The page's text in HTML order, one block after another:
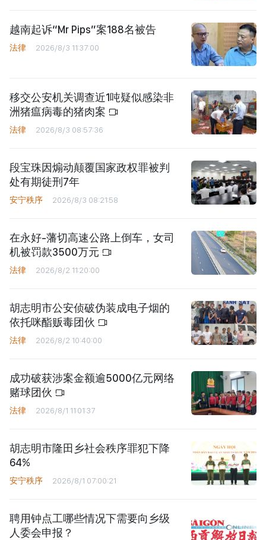
越南起诉“Mr Pips”案188名被告
法律 2026/8/3 11:37:00
移交公安机关调查近1吨疑似感染非
洲猪瘟病毒的猪肉案
法律 2026/8/3 08:57:36
段宝珠因煽动颠覆国家政权罪被判
处有期徒刑7年
安宁秩序 2026/8/3 08:21:58
在永好-藩切高速公路上倒车，女司
机被罚款3500万元
法律 2026/8/2 11:20:00
胡志明市公安侦破伪装成电子烟的
依托咪酯贩毒团伙
法律 2026/8/2 10:40:00
成功破获涉案金额逾5000亿元网络
赌球团伙
法律 2026/8/1 11:01:37
胡志明市隆田乡社会秩序罪犯下降
64%
安宁秩序 2026/8/1 07:00:21
聘用钟点工哪些情况下需要向乡级
人委会申报？